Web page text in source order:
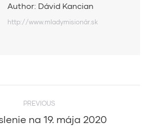
Author: Dávid Kancian
http://www.mladymisionár.sk
PREVIOUS
Previous
na 19. mája 2020